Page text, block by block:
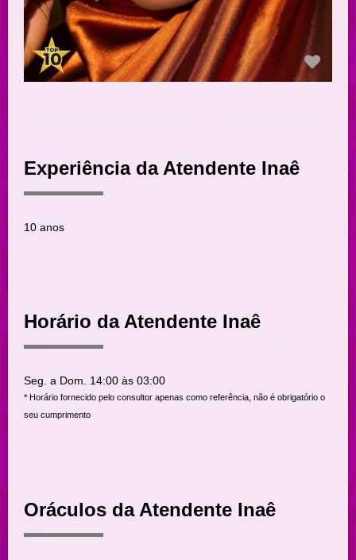
Experiência da Atendente Inaê
10 anos
Horário da Atendente Inaê
Seg. a Dom. 14:00 às 03:00
* Horário fornecido pelo consultor apenas como referência, não é obrigatório o
seu cumprimento
Oráculos da Atendente Inaê